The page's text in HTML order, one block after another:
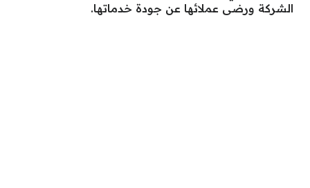
الشركة ورضى عملائها عن جودة خدماتها.